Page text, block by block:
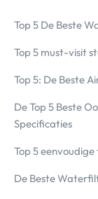
Top 5 De Beste
Top 5 must-visit
Top 5: De Beste
De Top 5 Beste
Specificaties
Top 5
De Beste